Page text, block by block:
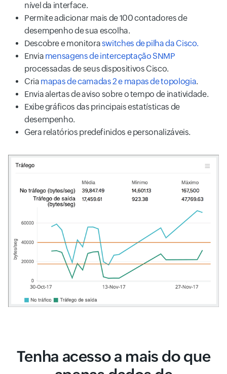
nível da interface.
Permite adicionar mais de 100 contadores de
desempenho de sua escolha.
Descobre e monitoraswitches de pilha da Cisco.
Envia mensagens de interceptação SNMP
processadas de seus dispositivos Cisco.
Cria mapas de camadas 2 e mapas de topologia.
Envia alertas de aviso sobre o tempo de inatividade.
Exibe gráficos das principais estatísticas de
desempenho.
Gera relatórios predefinidos e personalizáveis.
Tenha acesso a mais do que